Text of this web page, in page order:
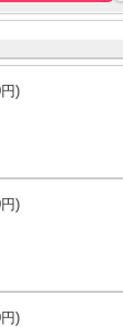
)
)
)